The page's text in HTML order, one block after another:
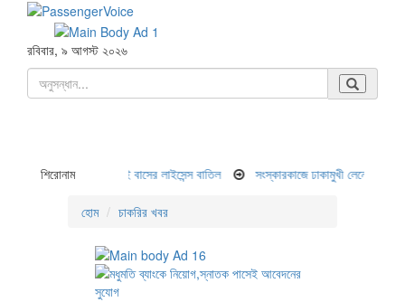
রবিবার, ৯ আগস্ট ২০২৬
শিরোনাম
৯ জন নিহত, দুই বাসের লাইসেন্স বাতিল সংস্কারকাজে ঢাকামুখী লেনে যানবাহন
হোম চাকরির খবর